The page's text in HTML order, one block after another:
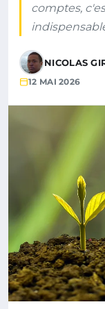
comptes,
NICOLAS
12 MAI 2026